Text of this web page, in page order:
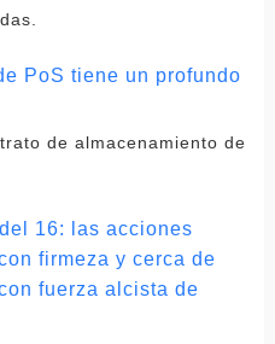
PoS tiene un profundo
de almacenamiento de
16: las acciones
firmeza y cerca de
fuerza alcista de